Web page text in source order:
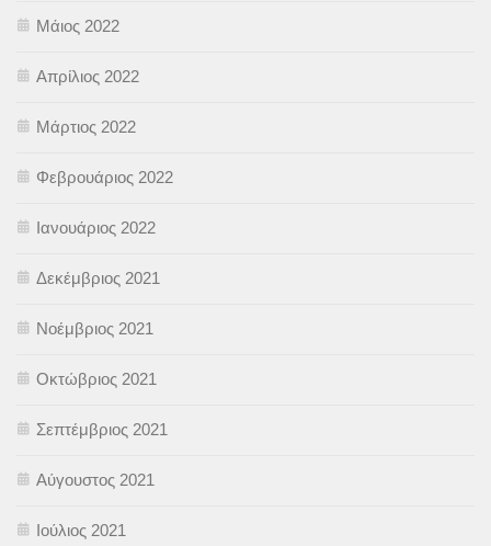
Μάιος 2022
Απρίλιος 2022
Μάρτιος 2022
Φεβρουάριος 2022
Ιανουάριος 2022
Δεκέμβριος 2021
Νοέμβριος 2021
Οκτώβριος 2021
Σεπτέμβριος 2021
Αύγουστος 2021
Ιούλιος 2021